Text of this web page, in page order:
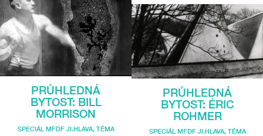
PRŮHLEDNÁ
BYTOST: BILL
MORRISON
SPECIÁL MFDF JI.HLAVA, TÉMA
PRŮHLEDNÁ
BYTOST: ÉRIC
ROHMER
SPECIÁL MFDF JI.HLAVA, TÉMA